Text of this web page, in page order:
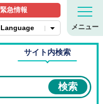
筑西市ホームページ
緊急情報
Language メニュー
サイト内検索